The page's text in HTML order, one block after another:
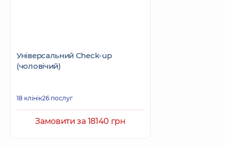
Універсальний Check-up
(чоловічий)
18 клінік26 послуг
Замовити за 18140 грн